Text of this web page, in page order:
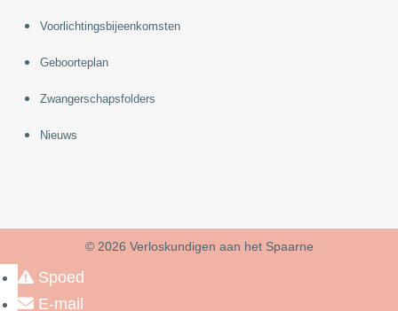
Voorlichtingsbijeenkomsten
Geboorteplan
Zwangerschapsfolders
Nieuws
© 2026 Verloskundigen aan het Spaarne
Spoed
E-mail